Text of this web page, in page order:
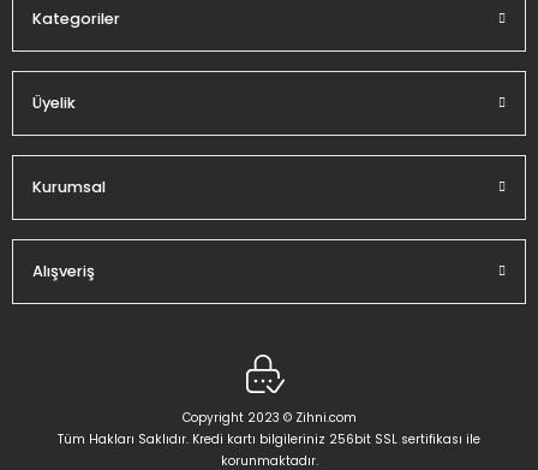
Kategoriler
Üyelik
Kurumsal
Alışveriş
Copyright 2023 © Zihni.com
Tüm Hakları Saklıdır. Kredi kartı bilgileriniz 256bit SSL sertifikası ile
korunmaktadır.